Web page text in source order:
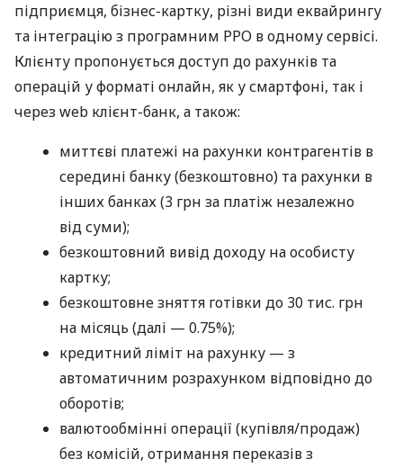
підприємця, бізнес-картку, різні види еквайрингу
та інтеграцію з програмним РРО в одному сервісі.
Клієнту пропонується доступ до рахунків та
операцій у форматі онлайн, як у смартфоні, так і
через web клієнт-банк, а також:
миттєві платежі на рахунки контрагентів в
середині банку (безкоштовно) та рахунки в
інших банках (3 грн за платіж незалежно
від суми);
безкоштовний вивід доходу на особисту
картку;
безкоштовне зняття готівки до 30 тис. грн
на місяць (далі — 0.75%);
кредитний ліміт на рахунку — з
автоматичним розрахунком відповідно до
оборотів;
валютообмінні операції (купівля/продаж)
без комісій, отримання переказів з